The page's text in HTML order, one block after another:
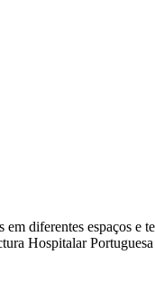
diferentes espaços e
Hospitalar